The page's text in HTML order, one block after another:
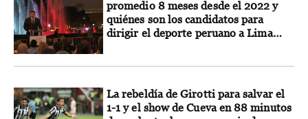
promedio 8 meses desde el 2022 y
quiénes son los candidatos para
dirigir el deporte peruano a Lima
La rebeldía de Girotti para salvar el
1-1 y el show de Cueva en 88 minutos